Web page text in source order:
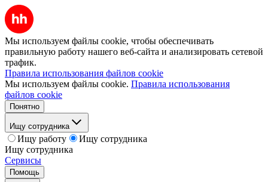
Мы используем файлы cookie, чтобы обеспечивать
правильную работу нашего веб-сайта и анализировать сетевой
трафик.
Правила использования файлов cookie
Мы используем файлы cookie. Правила использования
файлов cookie
Понятно
Ищу сотрудника
Ищу работу
Ищу сотрудника
Ищу сотрудника
Сервисы
Помощь